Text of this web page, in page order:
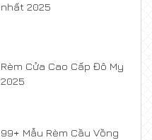
nhất 2025
Rèm Cửa Cao Cấp Đô My
2025
99+ Mẫu Rèm Cầu Vồng